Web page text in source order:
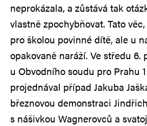
neprokázala, a zůstává tak
vlastně zpochybňovat. Tato
pro školou povinné dítě, ale u
opakovaně naráží. Ve středu 6.
u Obvodního soudu pro Prahu
projednával případ Jakuba
březnovou demonstraci
s nášivkou Wagnerovců a